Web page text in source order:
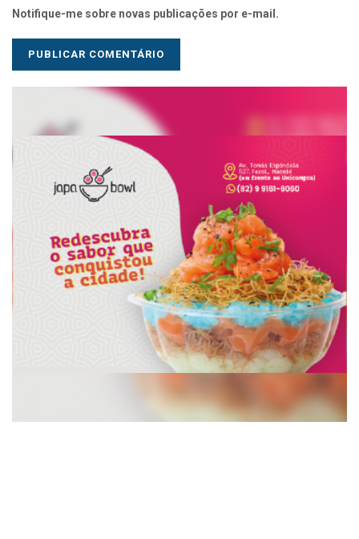
Notifique-me sobre novas publicações por e-mail.